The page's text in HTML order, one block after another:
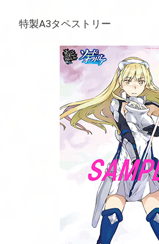
特製A3タペストリー